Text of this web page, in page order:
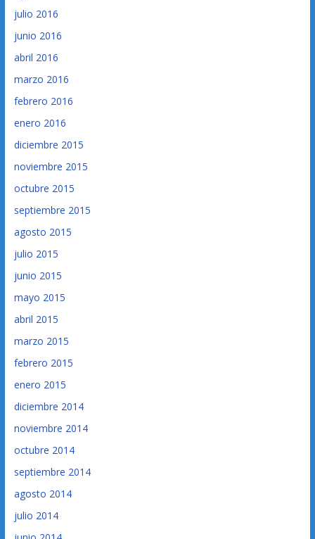
julio 2016
junio 2016
abril 2016
marzo 2016
febrero 2016
enero 2016
diciembre 2015
noviembre 2015
octubre 2015
septiembre 2015
agosto 2015
julio 2015
junio 2015
mayo 2015
abril 2015
marzo 2015
febrero 2015
enero 2015
diciembre 2014
noviembre 2014
octubre 2014
septiembre 2014
agosto 2014
julio 2014